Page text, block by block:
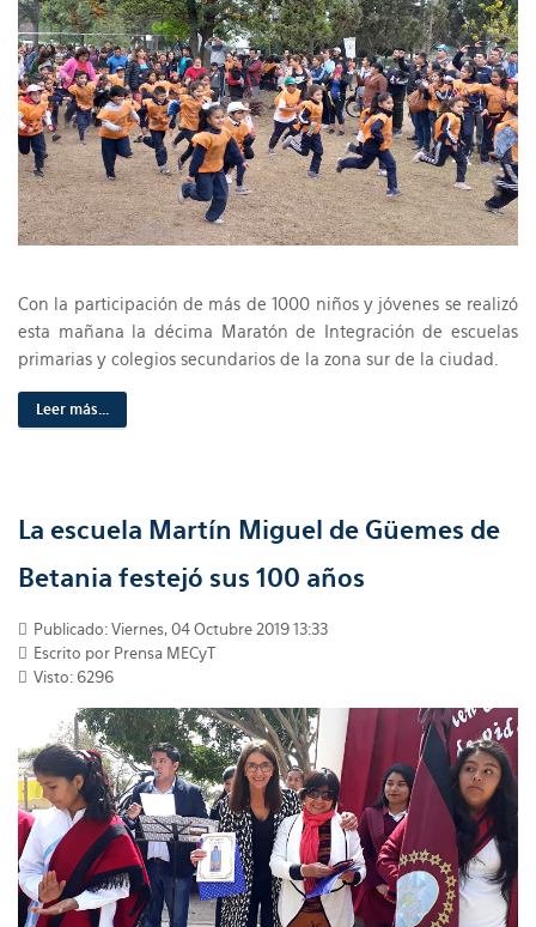
Con la participación de más de 1000 niños y jóvenes se realizó
esta mañana la décima Maratón de Integración de escuelas
primarias y colegios secundarios de la zona sur de la ciudad.
Leer más...
La escuela Martín Miguel de Güemes de
Betania festejó sus 100 años
Publicado: Viernes, 04 Octubre 2019 13:33
Escrito por Prensa MECyT
Visto: 6296